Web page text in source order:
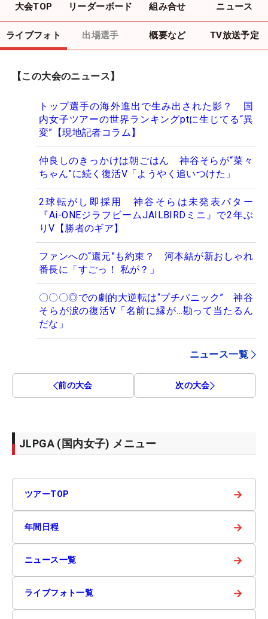
大会TOP リーダーボード 組み合せ ニュース
ライブフォト 出場選手 概要など TV放送予定
【この大会のニュース】
トップ選手の海外進出で生み出された影？ 国
内女子ツアーの世界ランキングptに生じてる“異
変”【現地記者コラム】
仲良しのきっかけは朝ごはん 神谷そらが“菜々
ちゃん”に続く復活V「ようやく追いつけた」
2球転がし即採用 神谷そらは未発表パター
『Ai-ONEジラフビームJAILBIRDミニ』で2年ぶ
りV【勝者のギア】
ファンへの“還元”も約束？ 河本結が新おしゃれ
番長に「すごっ！ 私が？」
〇〇〇◎での劇的大逆転は“プチパニック” 神谷
そらが涙の復活V「名前に縁が…勘って当たるん
だな」
ニュース一覧
前の大会 次の大会
JLPGA (国内女子) メニュー
ツアーTOP →
年間日程 →
ニュース一覧 →
ライブフォト一覧 →